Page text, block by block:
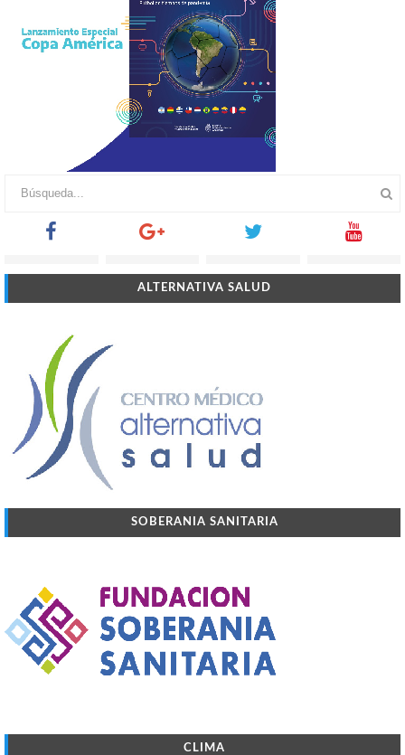
ALTERNATIVA SALUD
SOBERANIA SANITARIA
CLIMA